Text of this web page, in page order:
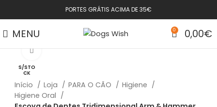
PORTES GRÁTIS ACIMA DE 35€
MENU 0 0,00€
S/STO
CK
Click to enlarge
Início Loja PARA O CÃO
Higiene
Higiene Oral